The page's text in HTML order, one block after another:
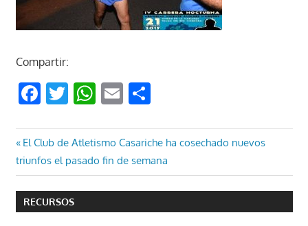
Compartir:
Facebook
Twitter
WhatsApp
EmailCompartir
Navegación
de
entradas
Entrada
anterior:
El Club de Atletismo Casariche ha cosechado nuevos
triunfos el pasado fin de semana
RECURSOS